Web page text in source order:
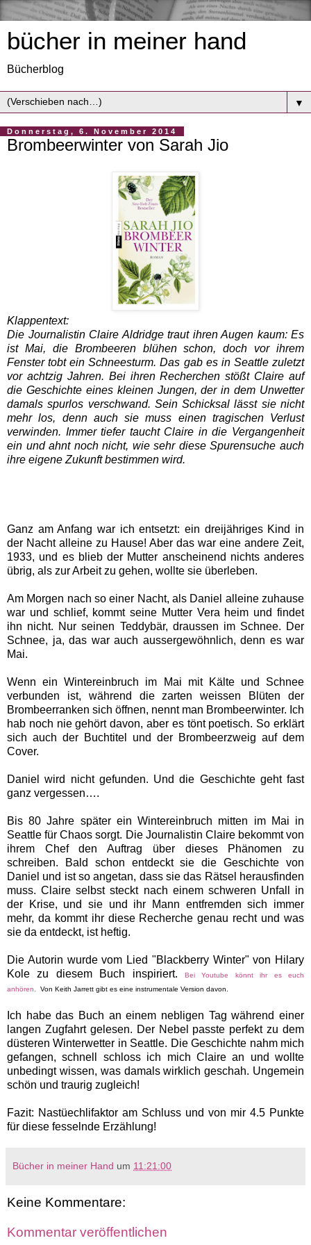
bücher in meiner hand
Bücherblog
▼
Donnerstag, 6. November 2014
Brombeerwinter von Sarah Jio
Klappentext:
Die Journalistin Claire Aldridge traut ihren Augen kaum: Es
ist Mai, die Brombeeren blühen schon, doch vor ihrem
Fenster tobt ein Schneesturm. Das gab es in Seattle zuletzt
vor achtzig Jahren. Bei ihren Recherchen stößt Claire auf
die Geschichte eines kleinen Jungen, der in dem Unwetter
damals spurlos verschwand. Sein Schicksal lässt sie nicht
mehr los, denn auch sie muss einen tragischen Verlust
verwinden. Immer tiefer taucht Claire in die Vergangenheit
ein und ahnt noch nicht, wie sehr diese Spurensuche auch
ihre eigene Zukunft bestimmen wird.
Ganz am Anfang war ich entsetzt: ein dreijähriges Kind in
der Nacht alleine zu Hause! Aber das war eine andere Zeit,
1933, und es blieb der Mutter anscheinend nichts anderes
übrig, als zur Arbeit zu gehen, wollte sie überleben.
Am Morgen nach so einer Nacht, als Daniel alleine zuhause
war und schlief, kommt seine Mutter Vera heim und findet
ihn nicht. Nur seinen Teddybär, draussen im Schnee. Der
Schnee, ja, das war auch aussergewöhnlich, denn es war
Mai.
Wenn ein Wintereinbruch im Mai mit Kälte und Schnee
verbunden ist, während die zarten weissen Blüten der
Brombeerranken sich öffnen, nennt man Brombeerwinter. Ich
hab noch nie gehört davon, aber es tönt poetisch. So erklärt
sich auch der Buchtitel und der Brombeerzweig auf dem
Cover.
Daniel wird nicht gefunden. Und die Geschichte geht fast
ganz vergessen….
Bis 80 Jahre später ein Wintereinbruch mitten im Mai in
Seattle für Chaos sorgt. Die Journalistin Claire bekommt von
ihrem Chef den Auftrag über dieses Phänomen zu
schreiben. Bald schon entdeckt sie die Geschichte von
Daniel und ist so angetan, dass sie das Rätsel herausfinden
muss. Claire selbst steckt nach einem schweren Unfall in
der Krise, und sie und ihr Mann entfremden sich immer
mehr, da kommt ihr diese Recherche genau recht und was
sie da entdeckt, ist heftig.
Die Autorin wurde vom Lied "Blackberry Winter" von Hilary
Kole zu diesem Buch inspiriert.
Bei Youtube könnt ihr es euch
anhören.
Von Keith Jarrett gibt es eine instrumentale Version davon.
Ich habe das Buch an einem nebligen Tag während einer
langen Zugfahrt gelesen. Der Nebel passte perfekt zu dem
düsteren Winterwetter in Seattle. Die Geschichte nahm mich
gefangen, schnell schloss ich mich Claire an und wollte
unbedingt wissen, was damals wirklich geschah. Ungemein
schön und traurig zugleich!
Fazit: Nastüechlifaktor am Schluss und von mir 4.5 Punkte
für diese fesselnde Erzählung!
Bücher in meiner Hand um 11:21:00
Keine Kommentare:
Kommentar veröffentlichen